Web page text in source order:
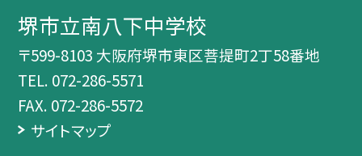
堺市立南八下中学校
〒599-8103 大阪府堺市東区菩提町2丁58番地
TEL. 072-286-5571
FAX. 072-286-5572
サイトマップ